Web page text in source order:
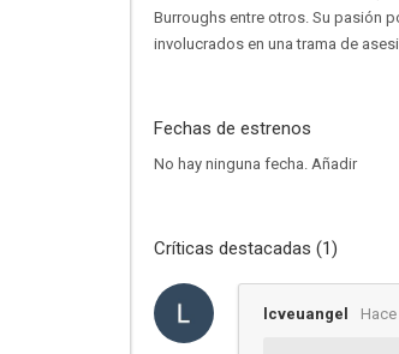
Burroughs entre otros. Su pasión
involucrados en una trama de
Fechas de estrenos
No hay ninguna fecha. Añadir
Críticas destacadas (1)
lcveuangel